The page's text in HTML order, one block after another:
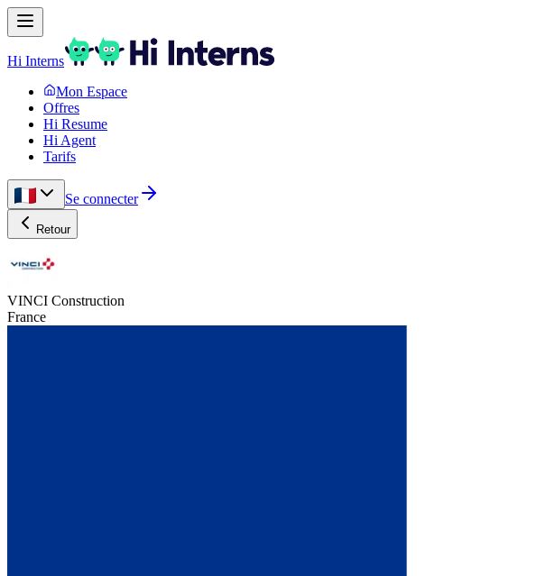
Hi Interns
Mon Espace
Offres
Hi Resume
Hi Agent
Tarifs
Se connecter
Retour
VINCI Construction
France